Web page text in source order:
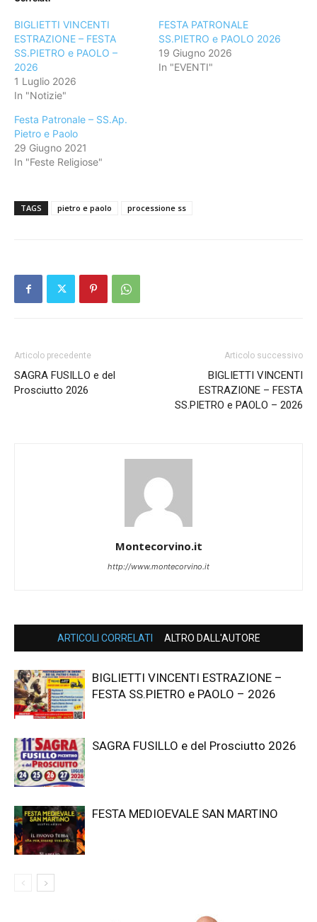
BIGLIETTI VINCENTI
ESTRAZIONE – FESTA
SS.PIETRO e PAOLO –
2026
1 Luglio 2026
In "Notizie"
FESTA PATRONALE
SS.PIETRO e PAOLO 2026
19 Giugno 2026
In "EVENTI"
Festa Patronale – SS.Ap.
Pietro e Paolo
29 Giugno 2021
In "Feste Religiose"
TAGS pietro e paolo processione ss
Articolo precedente
SAGRA FUSILLO e del
Prosciutto 2026
Articolo successivo
BIGLIETTI VINCENTI
ESTRAZIONE – FESTA
SS.PIETRO e PAOLO – 2026
Montecorvino.it
http://www.montecorvino.it
ARTICOLI CORRELATI ALTRO DALL'AUTORE
BIGLIETTI VINCENTI ESTRAZIONE –
FESTA SS.PIETRO e PAOLO – 2026
SAGRA FUSILLO e del Prosciutto 2026
FESTA MEDIOEVALE SAN MARTINO